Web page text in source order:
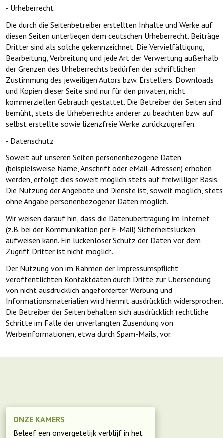
- Urheberrecht
Die durch die Seitenbetreiber erstellten Inhalte und Werke auf
diesen Seiten unterliegen dem deutschen Urheberrecht. Beiträge
Dritter sind als solche gekennzeichnet. Die Vervielfältigung,
Bearbeitung, Verbreitung und jede Art der Verwertung außerhalb
der Grenzen des Urheberrechts bedürfen der schriftlichen
Zustimmung des jeweiligen Autors bzw. Erstellers. Downloads
und Kopien dieser Seite sind nur für den privaten, nicht
kommerziellen Gebrauch gestattet. Die Betreiber der Seiten sind
bemüht, stets die Urheberrechte anderer zu beachten bzw. auf
selbst erstellte sowie lizenzfreie Werke zurückzugreifen.
- Datenschutz
Soweit auf unseren Seiten personenbezogene Daten
(beispielsweise Name, Anschrift oder eMail-Adressen) erhoben
werden, erfolgt dies soweit möglich stets auf freiwilliger Basis.
Die Nutzung der Angebote und Dienste ist, soweit möglich, stets
ohne Angabe personenbezogener Daten möglich.
Wir weisen darauf hin, dass die Datenübertragung im Internet
(z.B. bei der Kommunikation per E-Mail) Sicherheitslücken
aufweisen kann. Ein lückenloser Schutz der Daten vor dem
Zugriff Dritter ist nicht möglich.
Der Nutzung von im Rahmen der Impressumspflicht
veröffentlichten Kontaktdaten durch Dritte zur Übersendung
von nicht ausdrücklich angeforderter Werbung und
Informationsmaterialien wird hiermit ausdrücklich widersprochen.
Die Betreiber der Seiten behalten sich ausdrücklich rechtliche
Schritte im Falle der unverlangten Zusendung von
Werbeinformationen, etwa durch Spam-Mails, vor.
ONZE KAMERS
Beleef een onvergetelijk verblijf in het